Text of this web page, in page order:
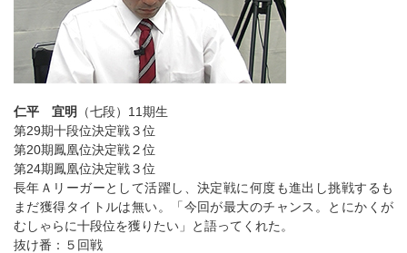
仁平 宜明
（七段）11期生
第29期十段位決定戦３位
第20期鳳凰位決定戦２位
第24期鳳凰位決定戦３位
長年Ａリーガーとして活躍し、決定戦に何度も進出し挑戦するも
まだ獲得タイトルは無い。「今回が最大のチャンス。とにかくが
むしゃらに十段位を獲りたい」と語ってくれた。
抜け番：５回戦